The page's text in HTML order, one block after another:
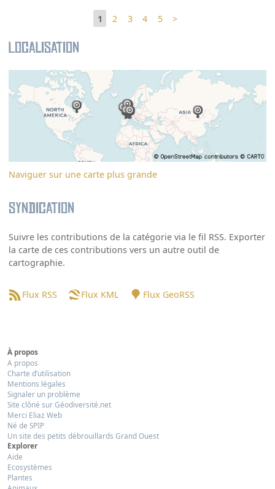
1 2 3 4 5 >
Localisation
Naviguer sur une carte plus grande
Syndication
Suivre les contributions de la catégorie via le fil RSS. Exporter
la carte de ces contributions vers un autre outil de
cartographie.
Flux RSS Flux KML Flux GeoRSS
À propos
A propos
Charte d’utilisation
Mentions légales
Signaler un problème
Site clôné sur Géodiversité.net
Merci Eliaz Web
Né de SPIP
Un site des petits débrouillards Grand Ouest
Explorer
Aide
Ecosystèmes
Plantes